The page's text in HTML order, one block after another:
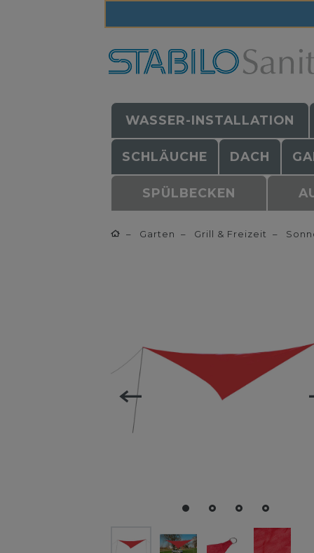
WASSER-INSTALLATION
SCHLÄUCHE DACH
SPÜLBECKEN
Garten Grill & Freizeit